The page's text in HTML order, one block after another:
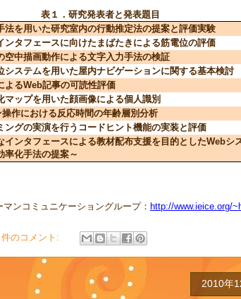
表１．研究発表者と発表題目
法を用いた研究室内の行動推定法の提案と評価実験
ンタフェースに向けたまばたきによる筋電位の評価
空中描画動作による文字入力手法の検証
システムを用いた屋内ナビゲーションに関する基本検討
よるWeb記事の可読性評価
マップを用いた顔画像による個人識別
操作における反応時間の年齢層別分析
ングの実演を行うコードヒント機能の実装と評価
インタフェースによる教材配布支援を目的としたWebシ
率化手法の提案～
ンコミュニケーショングループ： http://www.ieice.org/
のコメント:
2010年